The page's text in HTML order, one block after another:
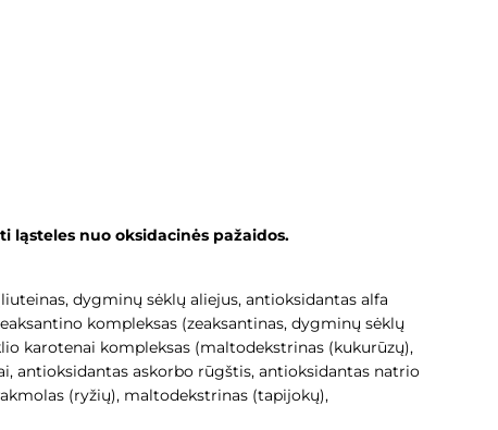
ląsteles nuo oksidacinės pažaidos.
dygminų sėklų aliejus, antioksidantas alfa
kompleksas (zeaksantinas, dygminų sėklų
karotenai kompleksas (maltodekstrinas (kukurūzų),
antioksidantas askorbo rūgštis, antioksidantas natrio
(ryžių), maltodekstrinas (tapijokų),